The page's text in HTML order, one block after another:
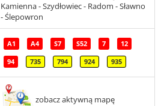
Kamienna - Szydłowiec - Radom - Sławno
- Ślepowron
A1 A4 S7 S52 7 12
94 735 794 924 935
zobacz aktywną mapę